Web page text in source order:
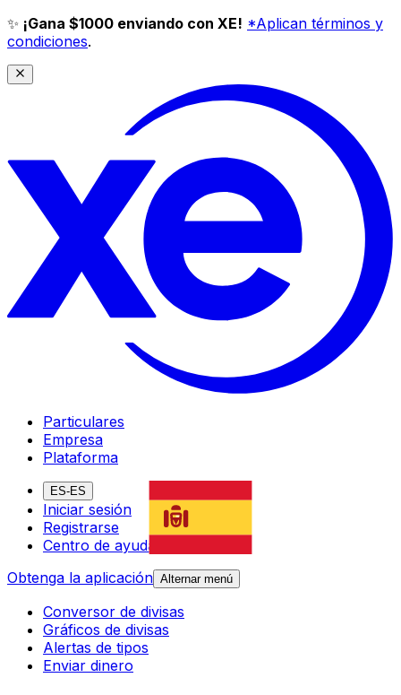
✨ ¡Gana $1000 enviando con XE! *Aplican términos y
condiciones.
Particulares
Empresa
Plataforma
ES-ES
Iniciar sesión
Registrarse
Centro de ayuda
Obtenga la aplicación Alternar menú
Conversor de divisas
Gráficos de divisas
Alertas de tipos
Enviar dinero